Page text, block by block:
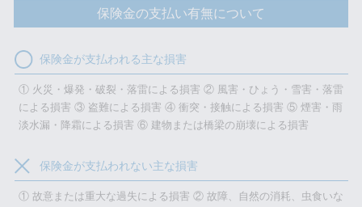
保険金の支払い有無について
保険金が支払われる主な損害
① 火災・爆発・破裂・落雷による損害 ② 風害・ひょう・雪害・落雷
による損害 ③ 盗難による損害 ④ 衝突・接触による損害 ⑤ 煙害・雨
淡水漏・降霜による損害 ⑥ 建物または橋梁の崩壊による損害
保険金が支払われない主な損害
① 故意または重大な過失による損害 ② 故障、自然の消耗、虫食いな